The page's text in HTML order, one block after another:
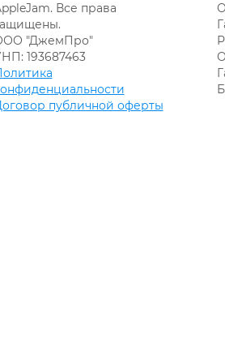
Все права
"ДжемПро"
193687463
публичной оферты